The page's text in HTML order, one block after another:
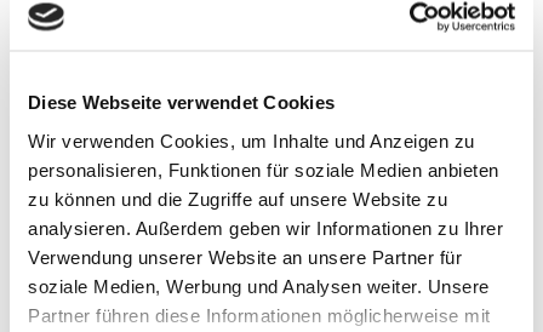
Diese Webseite verwendet Cookies
Wir verwenden Cookies, um Inhalte und Anzeigen zu
personalisieren, Funktionen für soziale Medien anbieten
zu können und die Zugriffe auf unsere Website zu
analysieren. Außerdem geben wir Informationen zu Ihrer
Verwendung unserer Website an unsere Partner für
soziale Medien, Werbung und Analysen weiter. Unsere
Partner führen diese Informationen möglicherweise mit
Material
Textilien aus recycelten PET Flaschen